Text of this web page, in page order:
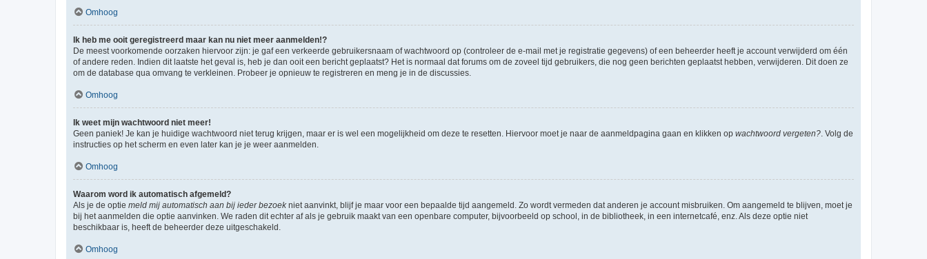
Omhoog
Ik heb me ooit geregistreerd maar kan nu niet meer aanmelden!?
De meest voorkomende oorzaken hiervoor zijn: je gaf een verkeerde gebruikersnaam of wachtwoord op (controleer de e-mail met je registratie gegevens) of een beheerder heeft je account verwijderd om één
of andere reden. Indien dit laatste het geval is, heb je dan ooit een bericht geplaatst? Het is normaal dat forums om de zoveel tijd gebruikers, die nog geen berichten geplaatst hebben, verwijderen. Dit doen ze
om de database qua omvang te verkleinen. Probeer je opnieuw te registreren en meng je in de discussies.
Omhoog
Ik weet mijn wachtwoord niet meer!
Geen paniek! Je kan je huidige wachtwoord niet terug krijgen, maar er is wel een mogelijkheid om deze te resetten. Hiervoor moet je naar de aanmeldpagina gaan en klikken op wachtwoord vergeten?. Volg de
instructies op het scherm en even later kan je je weer aanmelden.
Omhoog
Waarom word ik automatisch afgemeld?
Als je de optie meld mij automatisch aan bij ieder bezoekniet aanvinkt, blijf je maar voor een bepaalde tijd aangemeld. Zo wordt vermeden dat anderen je account misbruiken. Om aangemeld te blijven, moet je
bij het aanmelden die optie aanvinken. We raden dit echter af als je gebruik maakt van een openbare computer, bijvoorbeeld op school, in de bibliotheek, in een internetcafé, enz. Als deze optie niet
beschikbaar is, heeft de beheerder deze uitgeschakeld.
Omhoog